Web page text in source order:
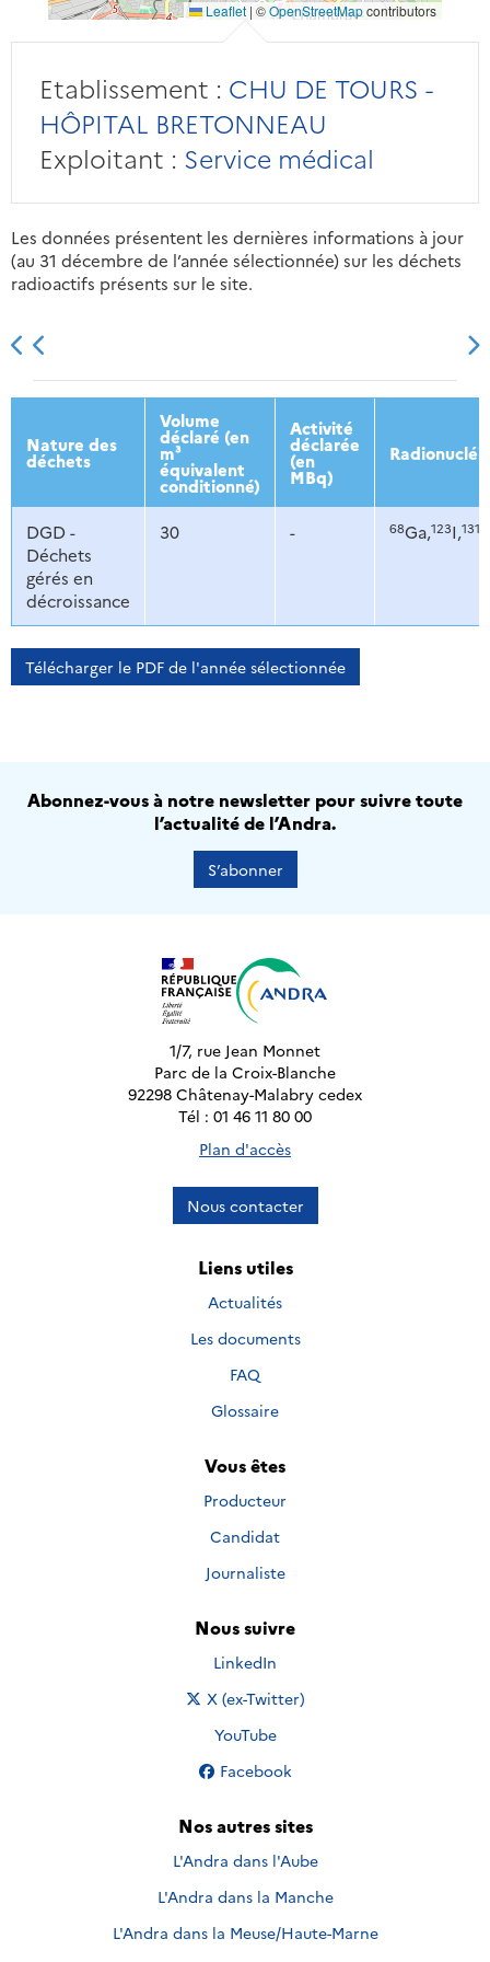
Leaflet | ©OpenStreetMapcontributors
Etablissement : CHU DE TOURS -
HÔPITAL BRETONNEAU
Exploitant : Service médical
Les données présentent les dernières informations à jour
(au 31 décembre de l’année sélectionnée) sur les déchets
radioactifs présents sur le site.
2013 2014 2015 2016
Nature des
déchets
Volume
déclaré (en
m³
équivalent
conditionné)
Activité
déclarée
(en
MBq)
DGD -
Déchets
gérés en
décroissance
30 - 68Ga,123I,131
Télécharger le PDF de l'année sélectionnée
Abonnez-vous à notre newsletter pour suivre toute
l’actualité de l’Andra.
S’abonner
1/7, rue Jean Monnet
Parc de la Croix-Blanche
92298 Châtenay-Malabry cedex
Tél : 01 46 11 80 00
Plan d'accès
Nous contacter
Liens utiles
Actualités
Les documents
FAQ
Glossaire
Vous êtes
Producteur
Candidat
Journaliste
Nous suivre
Nous suivre sur
LinkedIn
Nous suivre sur
X (ex-Twitter)
Nous suivre sur
YouTube
Nous suivre sur
Facebook
Nos autres sites
L'Andra dans l'Aube
L'Andra dans la Manche
L'Andra dans la Meuse/Haute-Marne